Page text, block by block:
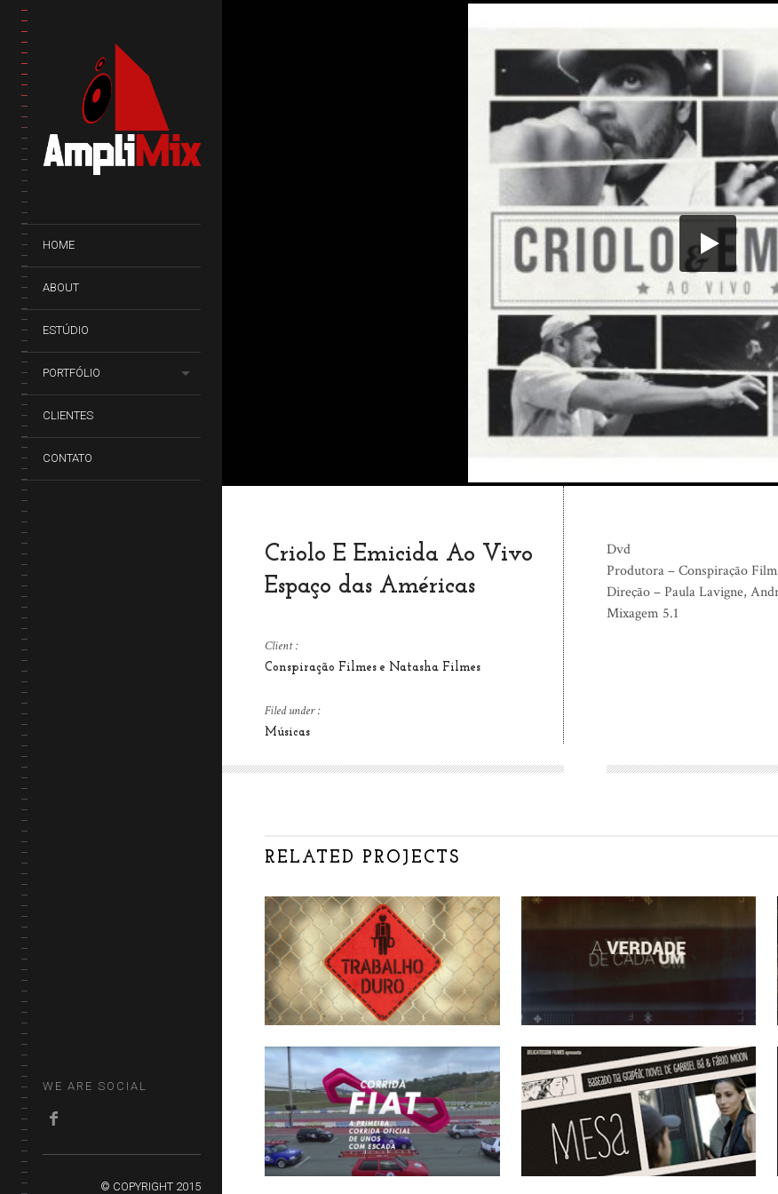
HOME
ABOUT
ESTÚDIO
PORTFÓLIO
CLIENTES
CONTATO
WE ARE SOCIAL
© COPYRIGHT 2015
Criolo E Emicida Ao Vivo
Espaço das Américas
Client :
Conspiração Filmes e Natasha Filmes
Filed under :
Músicas
Dvd
Produtora – Conspiração
Direção – Paula Lavigne,
Mixagem 5.1
RELATED PROJECTS
Trabalho Duro
SÉRIES NÃO-
FICÇÃO
FICÇÃO
Corrida Fiat Uno
PUBLICIDADE
Mesa Pra Dois
CURTAS